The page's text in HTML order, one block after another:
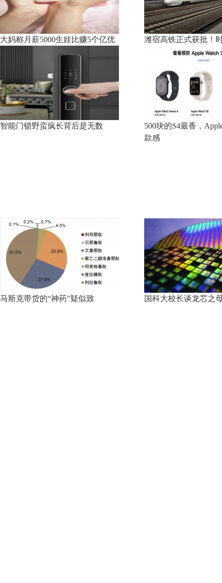
大妈称月薪5000生娃比赚5个亿优 潍宿高铁正式获批！
智能门锁野蛮疯长背后是无数
500块的S4最香，
款感
马斯克带货的“神药”疑似致 国科大校长谈龙芯之